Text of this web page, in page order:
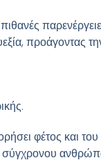
προάγοντας
φέτος και του
σύγχρονου